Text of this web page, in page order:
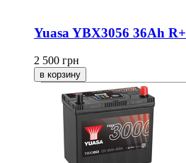
Yuasa YBX3056 36Ah R+
2 500 грн